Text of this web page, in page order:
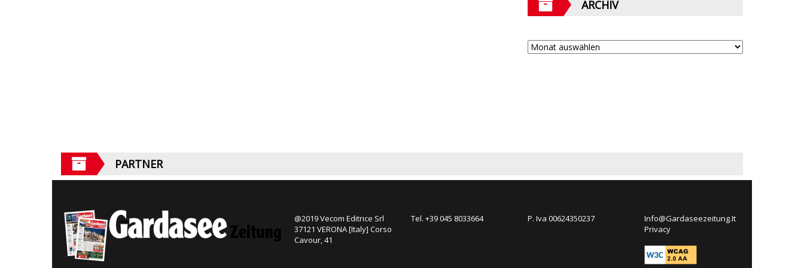
ARCHIV
PARTNER
@2019 Vecom Editrice Srl
37121 VERONA [Italy] Corso
Cavour, 41
Tel. +39 045 8033664 P. Iva 00624350237
Info@Gardaseezeitung.It
Privacy